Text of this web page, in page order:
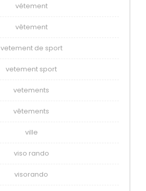
vétement
vêtement
vetement de sport
vetement sport
vetements
vêtements
ville
viso rando
visorando